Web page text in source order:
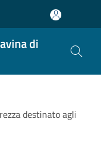
di
destinato agli